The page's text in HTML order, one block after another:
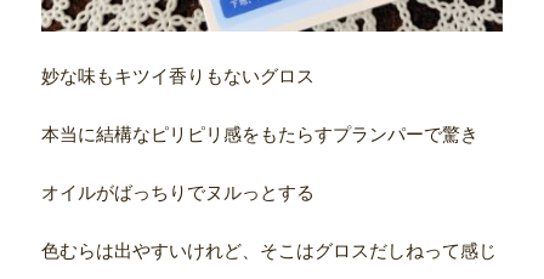
妙な味もキツイ香りもないグロス
本当に結構なピリピリ感をもたらすプランパーで驚き
オイルがばっちりでヌルっとする
色むらは出やすいけれど、そこはグロスだしねって感じ